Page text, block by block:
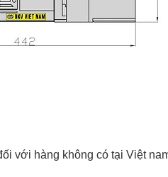
với hàng không có tại Việt